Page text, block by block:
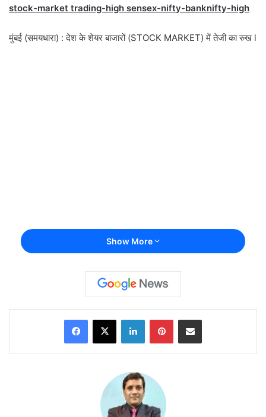
stock-market trading-high sensex-nifty-banknifty-high
मुंबई (समयधारा) : देश के शेयर बाजारों (STOCK MARKET) में तेजी का रुख l
Show More